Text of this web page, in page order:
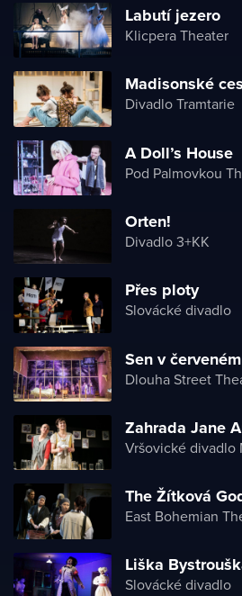
Labutí jezero
Klicpera Theater
Madisonské
Divadlo Tramtarie
A Doll’s House
Pod Palmovkou
Orten!
Divadlo 3+KK
Přes ploty
Slovácké divadlo
Sen v
Dlouha Street
Zahrada Jane
Vršovické divadlo
The Žítková
Liška
Slovácké divadlo